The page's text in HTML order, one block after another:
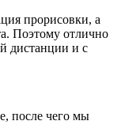
прорисовки, а
Поэтому отлично
дистанции и с
после чего мы